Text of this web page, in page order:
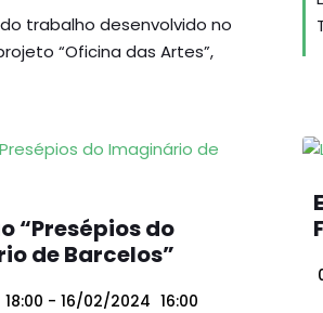
trabalho desenvolvido no
“Oficina das Artes”,
“Presépios do
de Barcelos”
18:00 - 16/02/2024 16:00